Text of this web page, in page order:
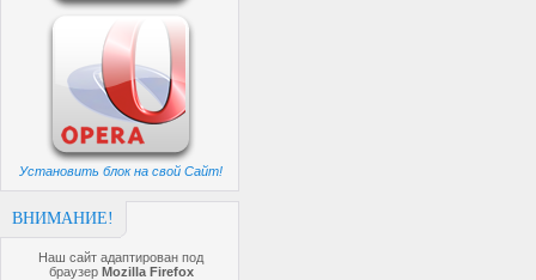
Установить блок на свой Сайт!
ВНИМАНИЕ!
Наш сайт адаптирован под
браузер Mozilla Firefox